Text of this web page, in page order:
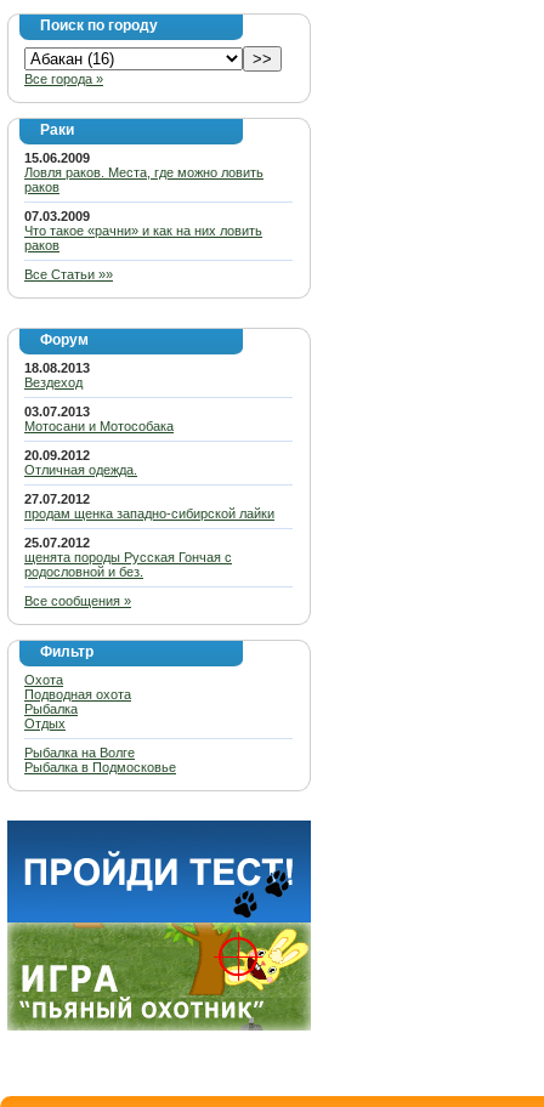
Поиск по городу
Все города »
Раки
15.06.2009
Ловля раков. Места, где можно ловить
раков
07.03.2009
Что такое «рачни» и как на них ловить
раков
Все Статьи »»
Форум
18.08.2013
Вездеход
03.07.2013
Мотосани и Мотособака
20.09.2012
Отличная одежда.
27.07.2012
продам щенка западно-сибирской лайки
25.07.2012
щенята породы Русская Гончая с
родословной и без.
Все сообщения »
Фильтр
Охота
Подводная охота
Рыбалка
Отдых
Рыбалка на Волге
Рыбалка в Подмосковье